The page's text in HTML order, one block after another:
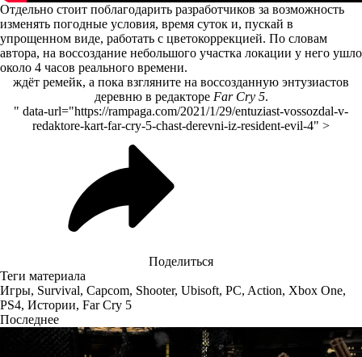
Отдельно стоит поблагодарить разработчиков за возможность
изменять погодные условия, время суток и, пускай в
упрощенном виде, работать с цветокоррекцией. По словам
автора, на воссоздание небольшого участка локации у него ушло
около 4 часов реального времени.
ждёт ремейк, а пока взгляните на воссозданную энтузиастов
деревню в редакторе Far Cry 5.
" data-url="https://rampaga.com/2021/1/29/entuziast-vossozdal-v-
redaktore-kart-far-cry-5-chast-derevni-iz-resident-evil-4" >
Поделиться
Теги материала
Игры, Survival, Capcom, Shooter, Ubisoft, PC, Action, Xbox One,
PS4, Истории, Far Cry 5
Последнее